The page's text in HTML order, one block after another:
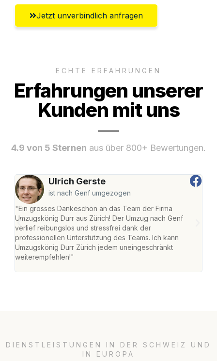
Jetzt unverbindlich anfragen
ECHTE ERFAHRUNGEN
Erfahrungen unserer
Kunden mit uns
4.9 von 5 Sternen aus über 800+ Bewertungen.
Ulrich Gerste
ist nach Genf umgezogen
"Ein grosses Dankeschön an das Team der Firma
Umzugskönig Durr aus Zürich! Der Umzug nach Genf
verlief reibungslos und stressfrei dank der
professionellen Unterstützung des Teams. Ich kann
Umzugskönig Durr Zürich jedem uneingeschränkt
weiterempfehlen!"
DIENSTLEISTUNGEN IN DER SCHWEIZ UND
IN EUROPA